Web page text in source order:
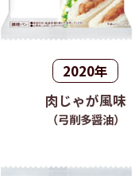
2020年
肉じゃが風味
（弓削多醤油）